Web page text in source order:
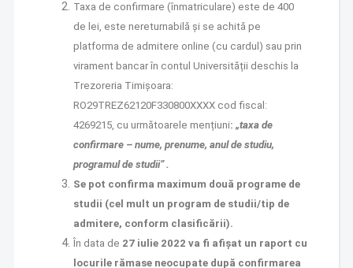
Taxa de confirmare (înmatriculare) este de 400
de lei, este nereturnabilă și se achită pe
platforma de admitere online (cu cardul) sau prin
virament bancar în contul Universității deschis la
Trezoreria Timișoara:
RO29TREZ62120F330800XXXX cod fiscal:
4269215, cu următoarele mențiuni: „taxa de
confirmare – nume, prenume, anul de studiu,
programul de studii” .
Se pot confirma maximum două programe de
studii (cel mult un program de studii/tip de
admitere, conform clasificării).
În data de 27 iulie 2022 va fi afișat un raport cu
locurile rămase neocupate după confirmarea